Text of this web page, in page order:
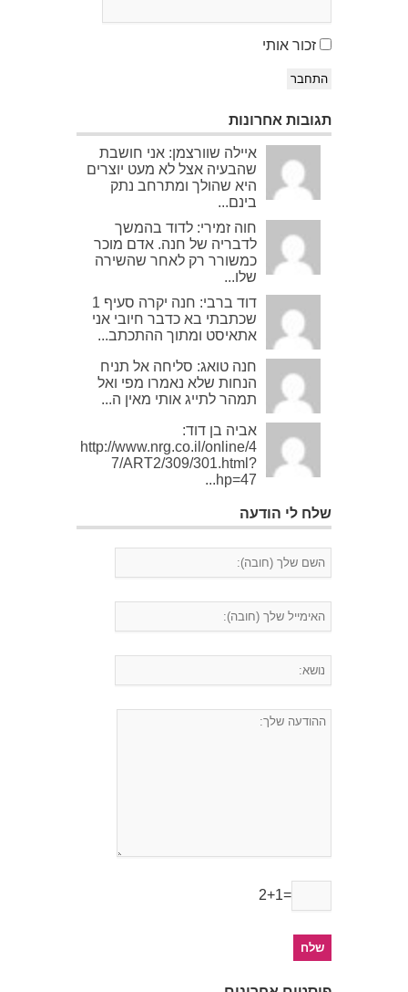
זכור אותי
התחבר
תגובות אחרונות
איילה שוורצמן: אני חושבת
שהבעיה אצל לא מעט יוצרים
היא שהולך ומתרחב נתק
בינם...
חוה זמירי: לדוד בהמשך
לדבריה של חנה. אדם מוכר
כמשורר רק לאחר שהשירה
שלו...
דוד ברבי: חנה יקרה סעיף 1
שכתבתי בא כדבר חיובי אני
אתאיסט ומתוך ההתכתב...
חנה טואג: סליחה אל תניח
הנחות שלא נאמרו מפי ואל
תמהר לתייג אותי מאין ה...
אביה בן דוד:
http://www.nrg.co.il/online/4
7/ART2/309/301.html?
hp=47...
שלח לי הודעה
2+1=